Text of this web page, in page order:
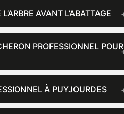
AVANT L’ABATTAGE
PROFESSIONNEL POUR
À PUYJOURDES